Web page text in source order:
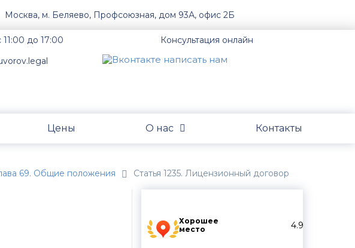
Москва, м. Беляево, Профсоюзная, дом 93А, офис 2Б
до 17:00
Консультация онлайн
Цены О нас Контакты
69. Общие положения Статья 1235. Лицензионный договор
Хорошее
место
4.9